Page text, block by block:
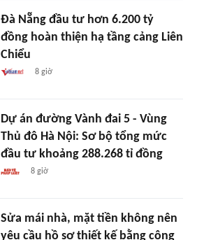
Đà Nẵng đầu tư hơn 6.200 tỷ
đồng hoàn thiện hạ tầng cảng Liên
Chiểu
8 giờ
Dự án đường Vành đai 5 - Vùng
Thủ đô Hà Nội: Sơ bộ tổng mức
đầu tư khoảng 288.268 tỉ đồng
8 giờ
Sửa mái nhà, mặt tiền không nên
yêu cầu hồ sơ thiết kế bằng công